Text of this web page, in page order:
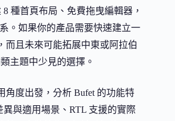
8 種首頁布局、免費拖曳編輯器，
。如果你的產品需要快速建立一
而且未來可能拓展中東或阿拉伯
主題中少見的選擇。
角度出發，分析 Bufet 的功能特
與適用場景、RTL 支援的實際